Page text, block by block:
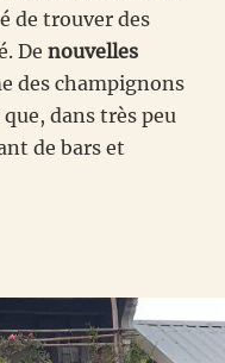
de trouver des
De nouvelles
des champignons
dans très peu
de bars et